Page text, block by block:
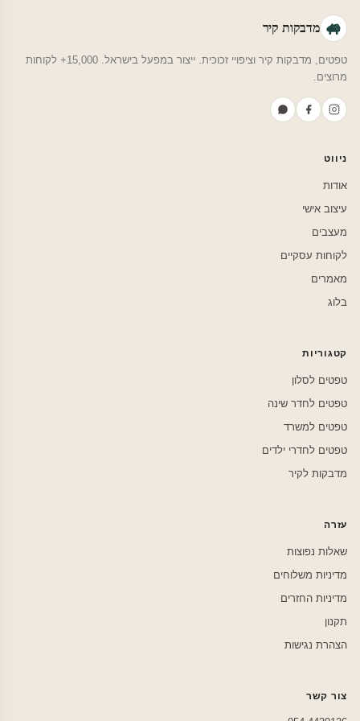
מדבקות קיר
טפטים, מדבקות קיר וציפויי זכוכית. ייצור במפעל בישראל. 15,000+ לקוחות
מרוצים.
ניווט
אודות
עיצוב אישי
מעצבים
לקוחות עסקיים
מאמרים
בלוג
קטגוריות
טפטים לסלון
טפטים לחדר שינה
טפטים למשרד
טפטים לחדרי ילדים
מדבקות לקיר
עזרה
שאלות נפוצות
מדיניות משלוחים
מדיניות החזרים
תקנון
הצהרת נגישות
צור קשר